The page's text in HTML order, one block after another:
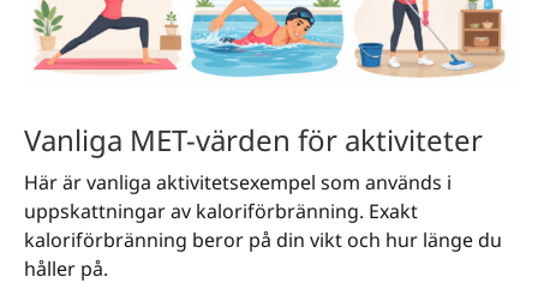
Vanliga MET-värden för aktiviteter
Här är vanliga aktivitetsexempel som används i
uppskattningar av kaloriförbränning. Exakt
kaloriförbränning beror på din vikt och hur länge du
håller på.